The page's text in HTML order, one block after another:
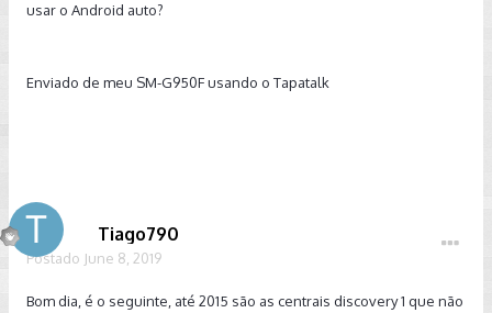
usar o Android auto?
Enviado de meu SM-G950F usando o Tapatalk
Tiago790
Postado June 8, 2019
Bom dia, é o seguinte, até 2015 são as centrais discovery 1 que não